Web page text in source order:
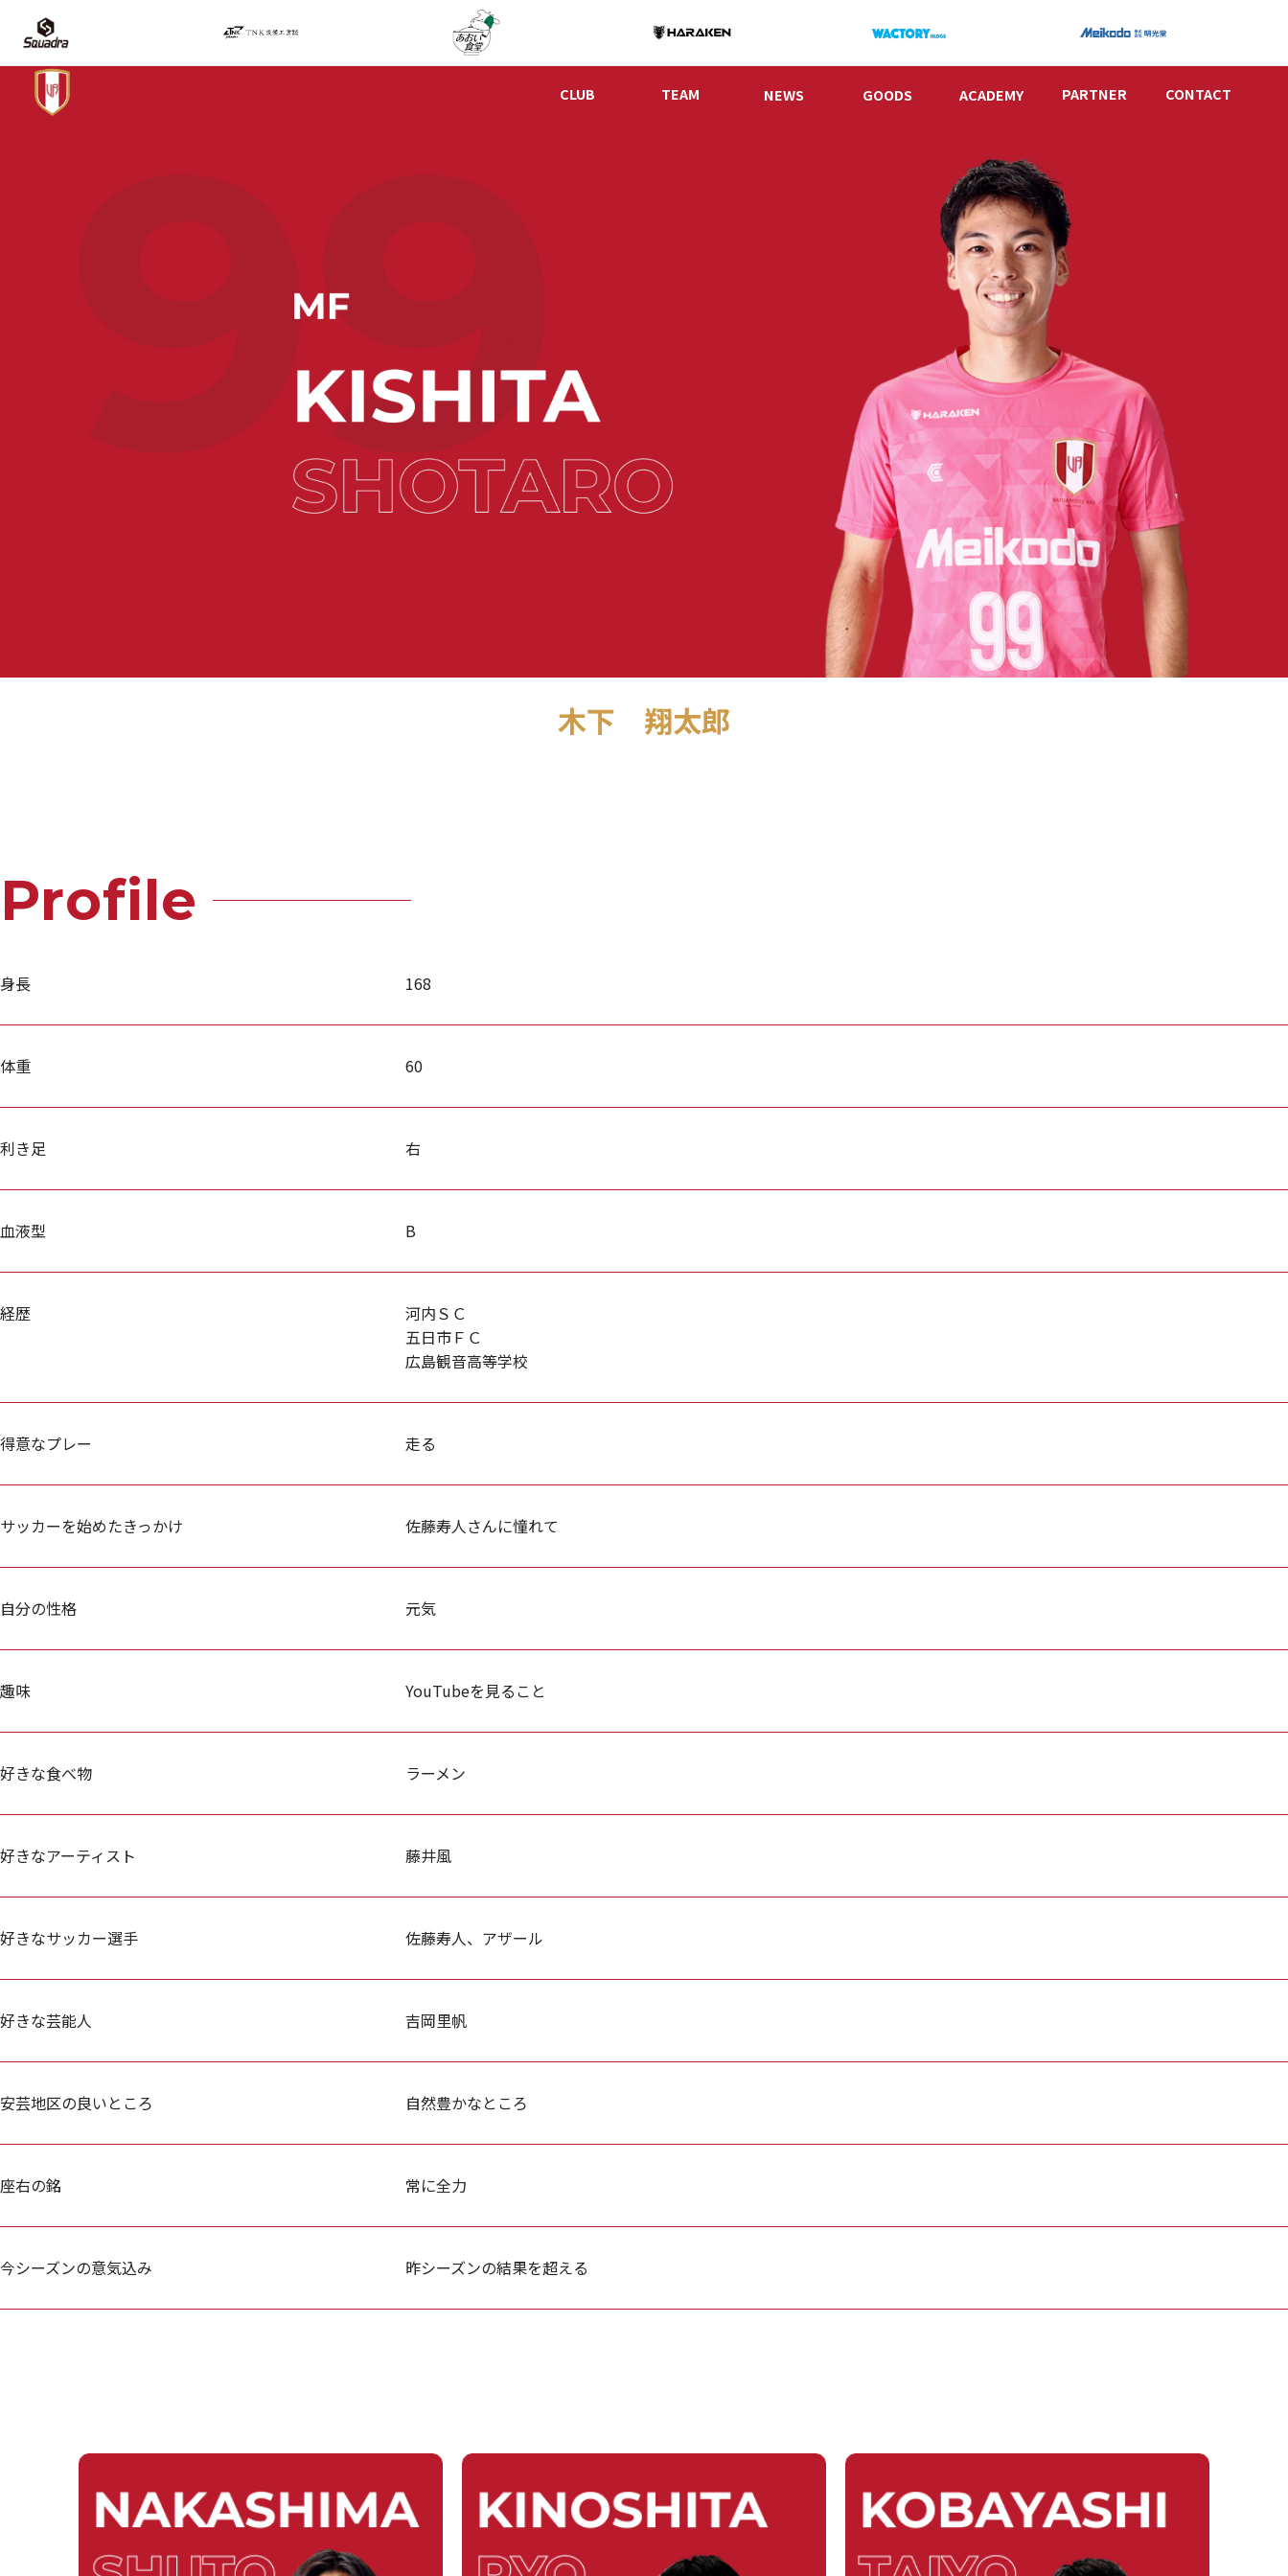
CLUB TEAM NEWS GOODS ACADEMY PARTNER CONTACT
木下 翔太郎
Profile
身長 168
体重 60
利き足 右
血液型 B
経歴
河内ＳＣ
五日市ＦＣ
広島観音高等学校
得意なプレー 走る
サッカーを始めたきっかけ 佐藤寿人さんに憧れて
自分の性格 元気
趣味 YouTubeを見ること
好きな食べ物 ラーメン
好きなアーティスト 藤井風
好きなサッカー選手 佐藤寿人、アザール
好きな芸能人 吉岡里帆
安芸地区の良いところ 自然豊かなところ
座右の銘 常に全力
今シーズンの意気込み 昨シーズンの結果を超える